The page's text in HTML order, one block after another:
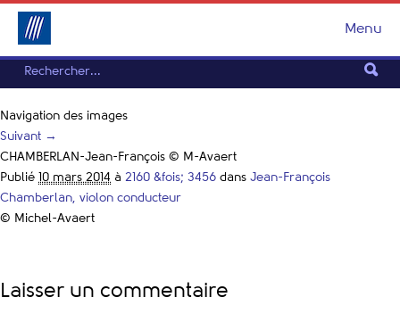
Menu
Navigation des images
Suivant →
CHAMBERLAN-Jean-François © M-Avaert
Publié 10 mars 2014 à 2160 &fois; 3456 dans Jean-François
Chamberlan, violon conducteur
© Michel-Avaert
Laisser un commentaire